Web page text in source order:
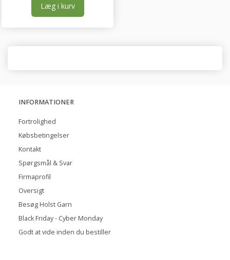
Læg i kurv
INFORMATIONER
Fortrolighed
Købsbetingelser
Kontakt
Spørgsmål & Svar
Firmaprofil
Oversigt
Besøg Holst Garn
Black Friday - Cyber Monday
Godt at vide inden du bestiller